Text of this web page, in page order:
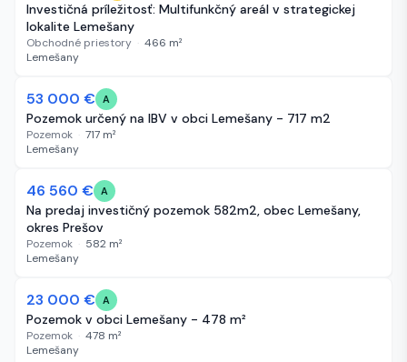
Investičná príležitosť: Multifunkčný areál v strategickej
lokalite Lemešany
Obchodné priestory · 466 m²
Lemešany
406 dní
-7 000 €
53 000 € A
Pozemok určený na IBV v obci Lemešany - 717 m2
Pozemok · 717 m²
Lemešany
441 dní
-11 190 €
46 560 € A
Na predaj investičný pozemok 582m2, obec Lemešany,
okres Prešov
Pozemok · 582 m²
Lemešany
455 dní
23 000 € A
Pozemok v obci Lemešany - 478 m²
Pozemok · 478 m²
Lemešany